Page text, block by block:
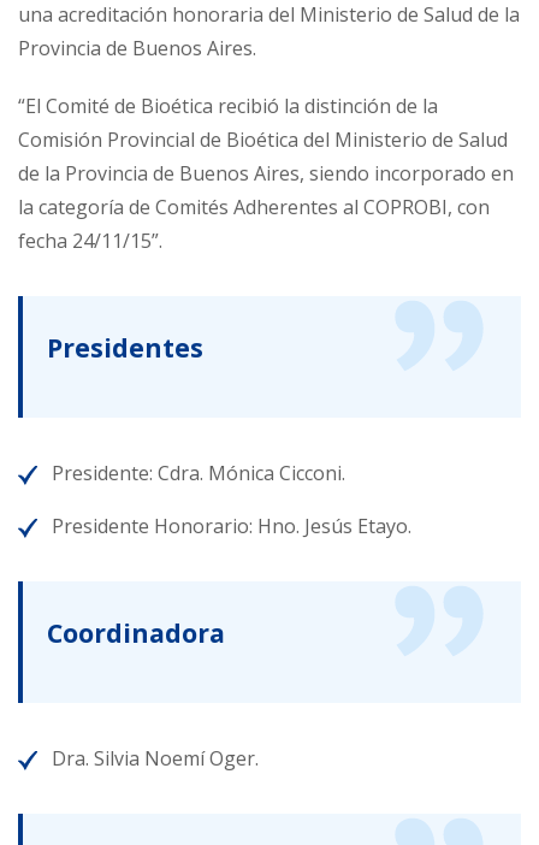
una acreditación honoraria del Ministerio de Salud de la
Provincia de Buenos Aires.
“El Comité de Bioética recibió la distinción de la
Comisión Provincial de Bioética del Ministerio de Salud
de la Provincia de Buenos Aires, siendo incorporado en
la categoría de Comités Adherentes al COPROBI, con
fecha 24/11/15”.
Presidentes
Presidente: Cdra. Mónica Cicconi.
Presidente Honorario: Hno. Jesús Etayo.
Coordinadora
Dra. Silvia Noemí Oger.